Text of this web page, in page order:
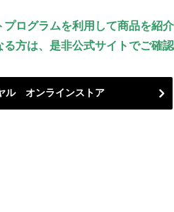
ログラムを利用して商品を紹介
る方は、是非公式サイトでご確認
ル オンラインストア